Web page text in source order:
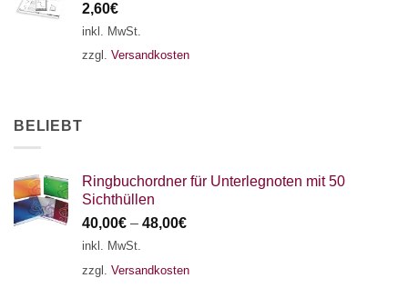
2,60€
inkl. MwSt.
zzgl. Versandkosten
BELIEBT
Ringbuchordner für Unterlegnoten mit 50
Sichthüllen
40,00€ – 48,00€
inkl. MwSt.
zzgl. Versandkosten